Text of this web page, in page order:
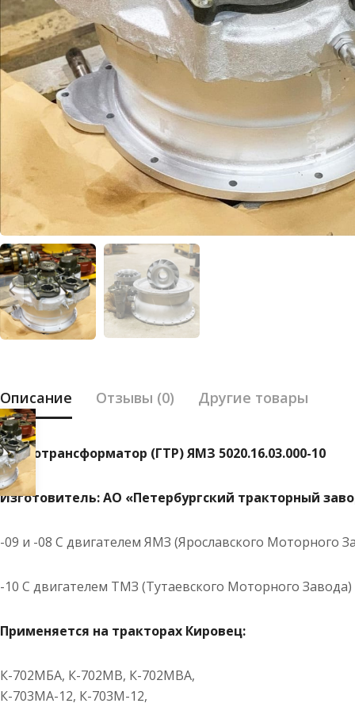
Описание Отзывы (0) Другие товары
Гидротрансформатор (ГТР) ЯМЗ 5020.16.03.000-10
Изготовитель: АО «Петербургский тракторный
-09 и -08 С двигателем ЯМЗ (Ярославского Моторного
-10 С двигателем ТМЗ (Тутаевского Моторного Завода)
Применяется на тракторах Кировец:
К-702МБА, К-702МВ, К-702МВА,
К-703МА-12, К-703М-12,